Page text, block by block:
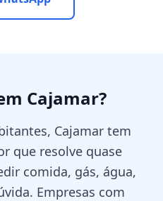
Cajamar?
Cajamar tem
que resolve quase
comida, gás, água,
Empresas com